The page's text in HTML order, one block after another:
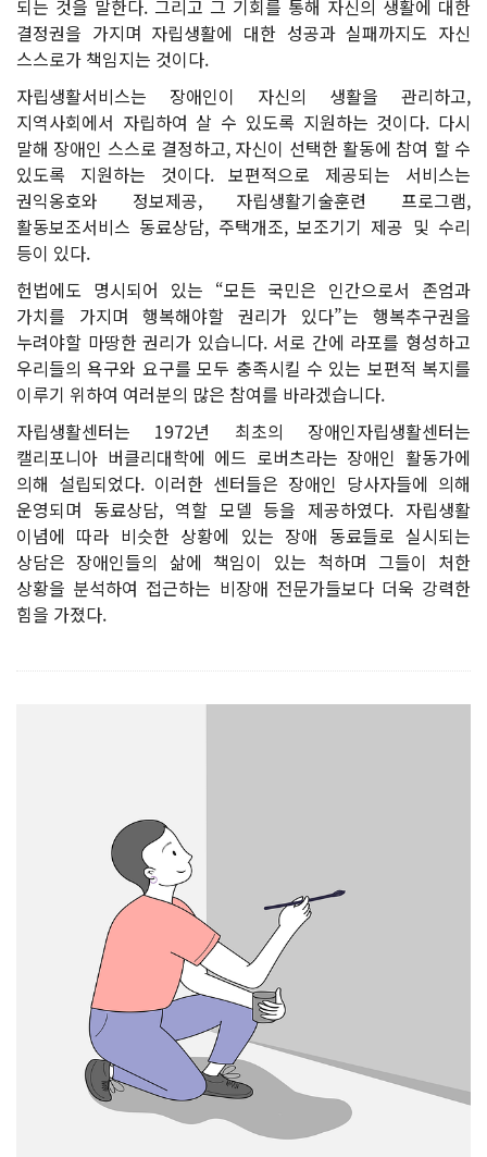
되는 것을 말한다. 그리고 그 기회를 통해 자신의 생활에 대한
결정권을 가지며 자립생활에 대한 성공과 실패까지도 자신
스스로가 책임지는 것이다.
자립생활서비스는 장애인이 자신의 생활을 관리하고,
지역사회에서 자립하여 살 수 있도록 지원하는 것이다. 다시
말해 장애인 스스로 결정하고, 자신이 선택한 활동에 참여 할 수
있도록 지원하는 것이다. 보편적으로 제공되는 서비스는
권익옹호와 정보제공, 자립생활기술훈련 프로그램,
활동보조서비스 동료상담, 주택개조, 보조기기 제공 및 수리
등이 있다.
헌법에도 명시되어 있는 “모든 국민은 인간으로서 존엄과
가치를 가지며 행복해야할 권리가 있다”는 행복추구권을
누려야할 마땅한 권리가 있습니다. 서로 간에 라포를 형성하고
우리들의 욕구와 요구를 모두 충족시킬 수 있는 보편적 복지를
이루기 위하여 여러분의 많은 참여를 바라겠습니다.
자립생활센터는 1972년 최초의 장애인자립생활센터는
캘리포니아 버클리대학에 에드 로버츠라는 장애인 활동가에
의해 설립되었다. 이러한 센터들은 장애인 당사자들에 의해
운영되며 동료상담, 역할 모델 등을 제공하였다. 자립생활
이념에 따라 비슷한 상황에 있는 장애 동료들로 실시되는
상담은 장애인들의 삶에 책임이 있는 척하며 그들이 처한
상황을 분석하여 접근하는 비장애 전문가들보다 더욱 강력한
힘을 가졌다.